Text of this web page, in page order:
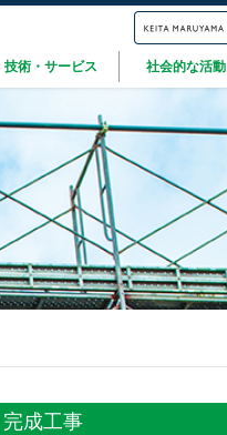
技術・サービス 社会的な活動
完成工事